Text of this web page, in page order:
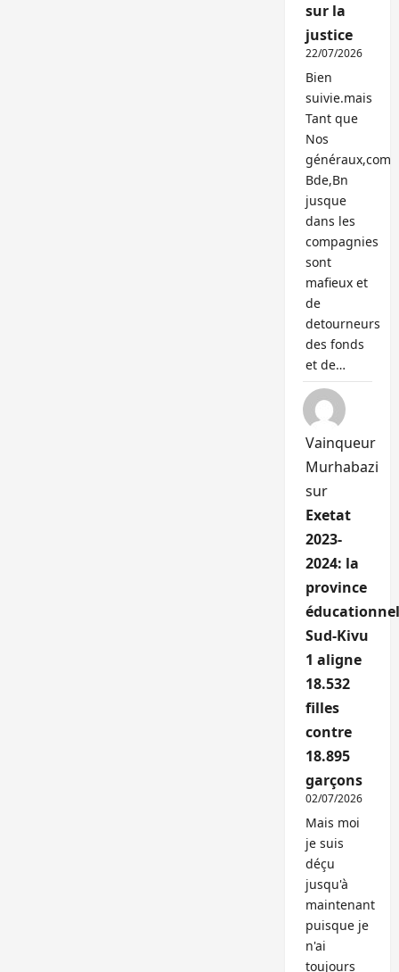
sur la
justice
22/07/2026
Bien
suivie.mais
Tant que
Nos
généraux,com
Bde,Bn
jusque
dans les
compagnies
sont
mafieux et
de
detourneurs
des fonds
et de…
Vainqueur
Murhabazi
sur
Exetat
2023-
2024: la
province
Sud-Kivu
1 aligne
18.532
filles
contre
18.895
garçons
02/07/2026
Mais moi
je suis
déçu
jusqu'à
maintenant
puisque je
n'ai
toujours